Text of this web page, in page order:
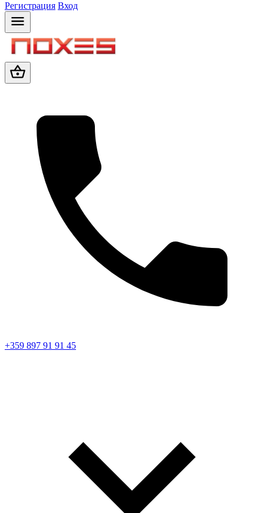
Регистрация Вход
+359 897 91 91 45